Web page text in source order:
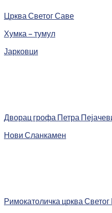
Црква Светог Саве
Хумка – тумул
Јарковци
Дворац грофа Петра
Нови Сланкамен
Римокатоличка црква